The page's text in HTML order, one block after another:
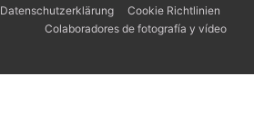
Datenschutzerklärung
Cookie Richtlinien
Colaboradores de fotografía y vídeo